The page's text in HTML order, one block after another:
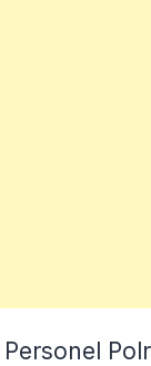
Personel